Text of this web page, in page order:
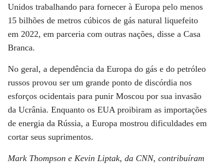
Unidos trabalhando para fornecer à Europa pelo menos
15 bilhões de metros cúbicos de gás natural liquefeito
em 2022, em parceria com outras nações, disse a Casa
Branca.
No geral, a dependência da Europa do gás e do petróleo
russos provou ser um grande ponto de discórdia nos
esforços ocidentais para punir Moscou por sua invasão
da Ucrânia. Enquanto os EUA proibiram as importações
de energia da Rússia, a Europa mostrou dificuldades em
cortar seus suprimentos.
Mark Thompson e Kevin Liptak, da CNN, contribuíram